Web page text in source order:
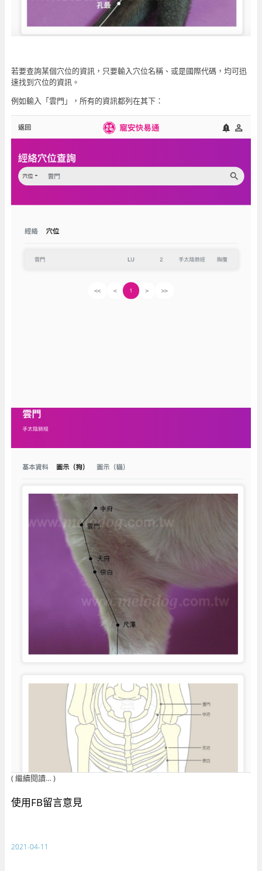
若要查詢某個穴位的資訊，只要輸入穴位名稱、或是國際代碼，均可迅
速找到穴位的資訊。
例如輸入「雲門」，所有的資訊都列在其下：
( 繼續閱讀… )
使用FB留言意見
2021-04-11